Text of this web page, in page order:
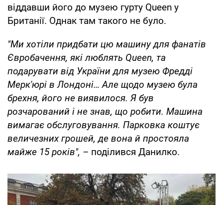
віддавши його до музею гурту Queen у
Британії. Однак там такого не було.
"Ми хотіли придбати цю машину для фанатів
Євробачення, які люблять Queen, та
подарувати від України для музею Фредді
Мерк'юрі в Лондоні… Але щодо музею була
брехня, його не виявилося. Я був
розчарований і не знав, що робити. Машина
вимагає обслуговування. Парковка коштує
величезних грошей, де вона й простояла
майже 15 років", – поділився Данилко.